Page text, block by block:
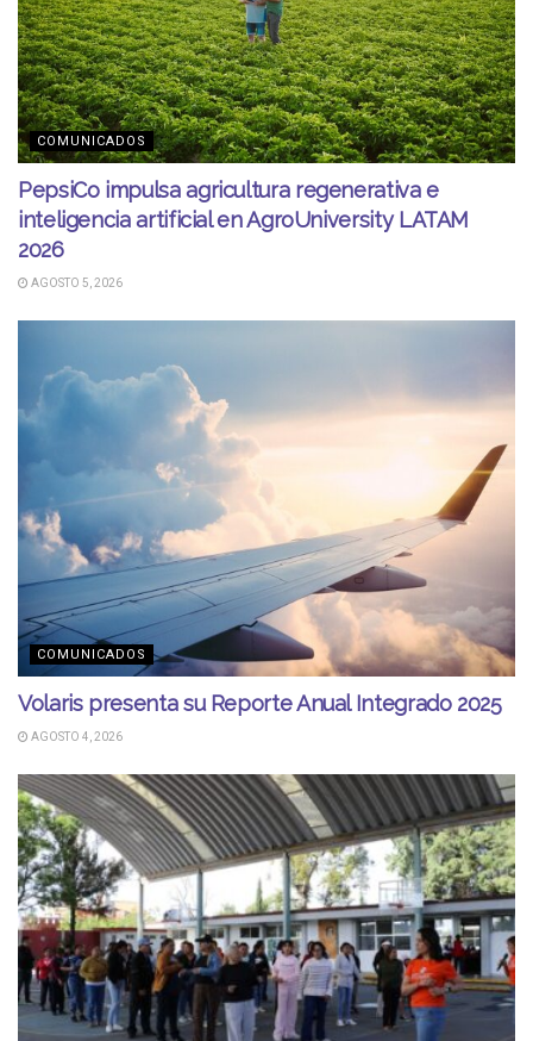
COMUNICADOS
PepsiCo impulsa agricultura regenerativa e
inteligencia artificial en AgroUniversity LATAM
2026
AGOSTO 5, 2026
COMUNICADOS
Volaris presenta su Reporte Anual Integrado 2025
AGOSTO 4, 2026